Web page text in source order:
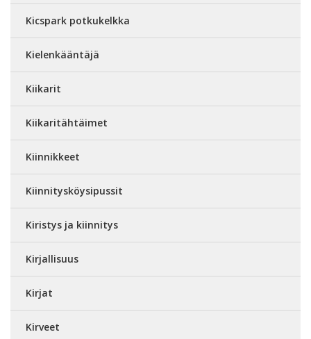
Kicspark potkukelkka
Kielenkääntäjä
Kiikarit
Kiikaritähtäimet
Kiinnikkeet
Kiinnitysköysipussit
Kiristys ja kiinnitys
Kirjallisuus
Kirjat
Kirveet